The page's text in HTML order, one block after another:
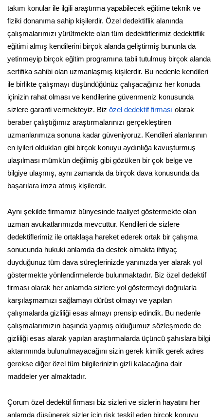
takım konular ile ilgili araştırma yapabilecek eğitime teknik ve
fiziki donanıma sahip kişilerdir. Özel dedektiflik alanında
çalışmalarımızı yürütmekte olan tüm dedektiflerimiz dedektiflik
eğitimi almış kendilerini birçok alanda geliştirmiş bununla da
yetinmeyip birçok eğitim programına tabii tutulmuş birçok alanda
sertifika sahibi olan uzmanlaşmış kişilerdir. Bu nedenle kendileri
ile birlikte çalışmayı düşündüğünüz çalışacağınız her konuda
içinizin rahat olması ve kendilerine güvenmeniz konusunda
sizlere garanti vermekteyiz. Biz özel dedektif firması olarak
beraber çalıştığımız araştırmalarınızı gerçekleştiren
uzmanlarımıza sonuna kadar güveniyoruz. Kendileri alanlarının
en iyileri oldukları gibi birçok konuyu aydınlığa kavuşturmuş
ulaşılması mümkün değilmiş gibi gözüken bir çok belge ve
bilgiye ulaşmış, aynı zamanda da birçok dava konusunda da
başarılara imza atmış kişilerdir.
Aynı şekilde firmamız bünyesinde faaliyet göstermekte olan
uzman avukatlarımızda mevcuttur. Kendileri de sizlere
dedektiflerimiz ile ortaklaşa hareket ederek ortak bir çalışma
sonucunda hukuki anlamda da destek olmakta ihtiyaç
duyduğunuz tüm dava süreçlerinizde yanınızda yer alarak yol
göstermekte yönlendirmelerde bulunmaktadır. Biz özel dedektif
firması olarak her anlamda sizlere yol göstermeyi doğrularla
karşılaşmamızı sağlamayı dürüst olmayı ve yapılan
çalışmalarda gizliliği esas almayı prensip edindik. Bu nedenle
çalışmalarımızın başında yapmış olduğumuz sözleşmede de
gizliliği esas alarak yapılan araştırmalarda üçüncü şahıslara bilgi
aktarımında bulunulmayacağını sizin gerek kimlik gerek adres
gerekse diğer özel tüm bilgilerinizin gizli kalacağına dair
maddeler yer almaktadır.
Çorum özel dedektif firması biz sizleri ve sizlerin hayatını her
anlamda düşünerek sizler için risk teşkil eden birçok konuyu